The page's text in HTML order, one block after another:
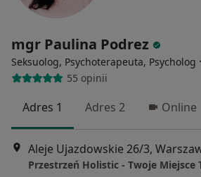
mgr Paulina Podrez
Seksuolog, Psychoterapeuta, Psycholog ·
55 opinii
Adres 1 Adres 2 Online
Aleje Ujazdowskie 26/3,